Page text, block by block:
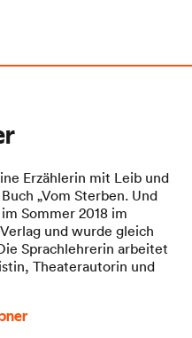
Erzählerin mit Leib und
„Vom Sterben. Und
Sommer 2018 im
und wurde gleich
Sprachlehrerin arbeitet
Theaterautorin und